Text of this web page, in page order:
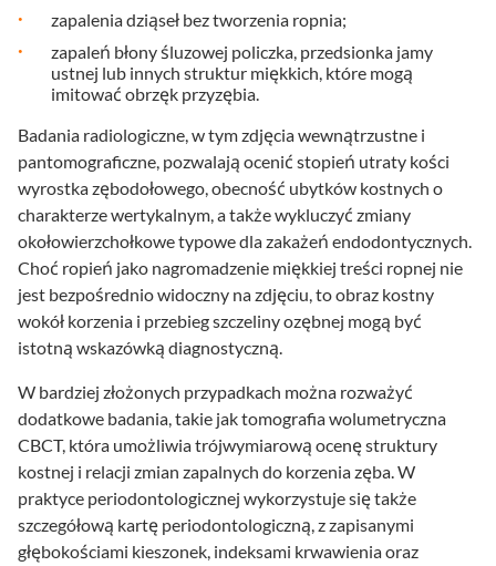
zapalenia dziąseł bez tworzenia ropnia;
zapaleń błony śluzowej policzka, przedsionka jamy
ustnej lub innych struktur miękkich, które mogą
imitować obrzęk przyzębia.
Badania radiologiczne, w tym zdjęcia wewnątrzustne i
pantomograficzne, pozwalają ocenić stopień utraty kości
wyrostka zębodołowego, obecność ubytków kostnych o
charakterze wertykalnym, a także wykluczyć zmiany
okołowierzchołkowe typowe dla zakażeń endodontycznych.
Choć ropień jako nagromadzenie miękkiej treści ropnej nie
jest bezpośrednio widoczny na zdjęciu, to obraz kostny
wokół korzenia i przebieg szczeliny ozębnej mogą być
istotną wskazówką diagnostyczną.
W bardziej złożonych przypadkach można rozważyć
dodatkowe badania, takie jak tomografia wolumetryczna
CBCT, która umożliwia trójwymiarową ocenę struktury
kostnej i relacji zmian zapalnych do korzenia zęba. W
praktyce periodontologicznej wykorzystuje się także
szczegółową kartę periodontologiczną, z zapisanymi
głębokościami kieszonek, indeksami krwawienia oraz